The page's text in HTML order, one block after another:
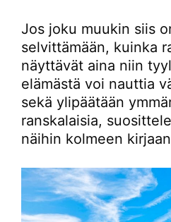
Jos joku muukin siis
selvittämään, kuinka
näyttävät aina niin
elämästä voi nauttia
sekä ylipäätään
ranskalaisia,
näihin kolmeen